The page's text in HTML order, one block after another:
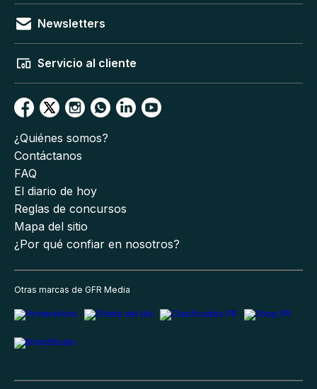
Newsletters
Servicio al cliente
¿Quiénes somos?
Contáctanos
FAQ
El diario de hoy
Reglas de concursos
Mapa del sitio
¿Por qué confiar en nosotros?
Otras marcas de GFR Media